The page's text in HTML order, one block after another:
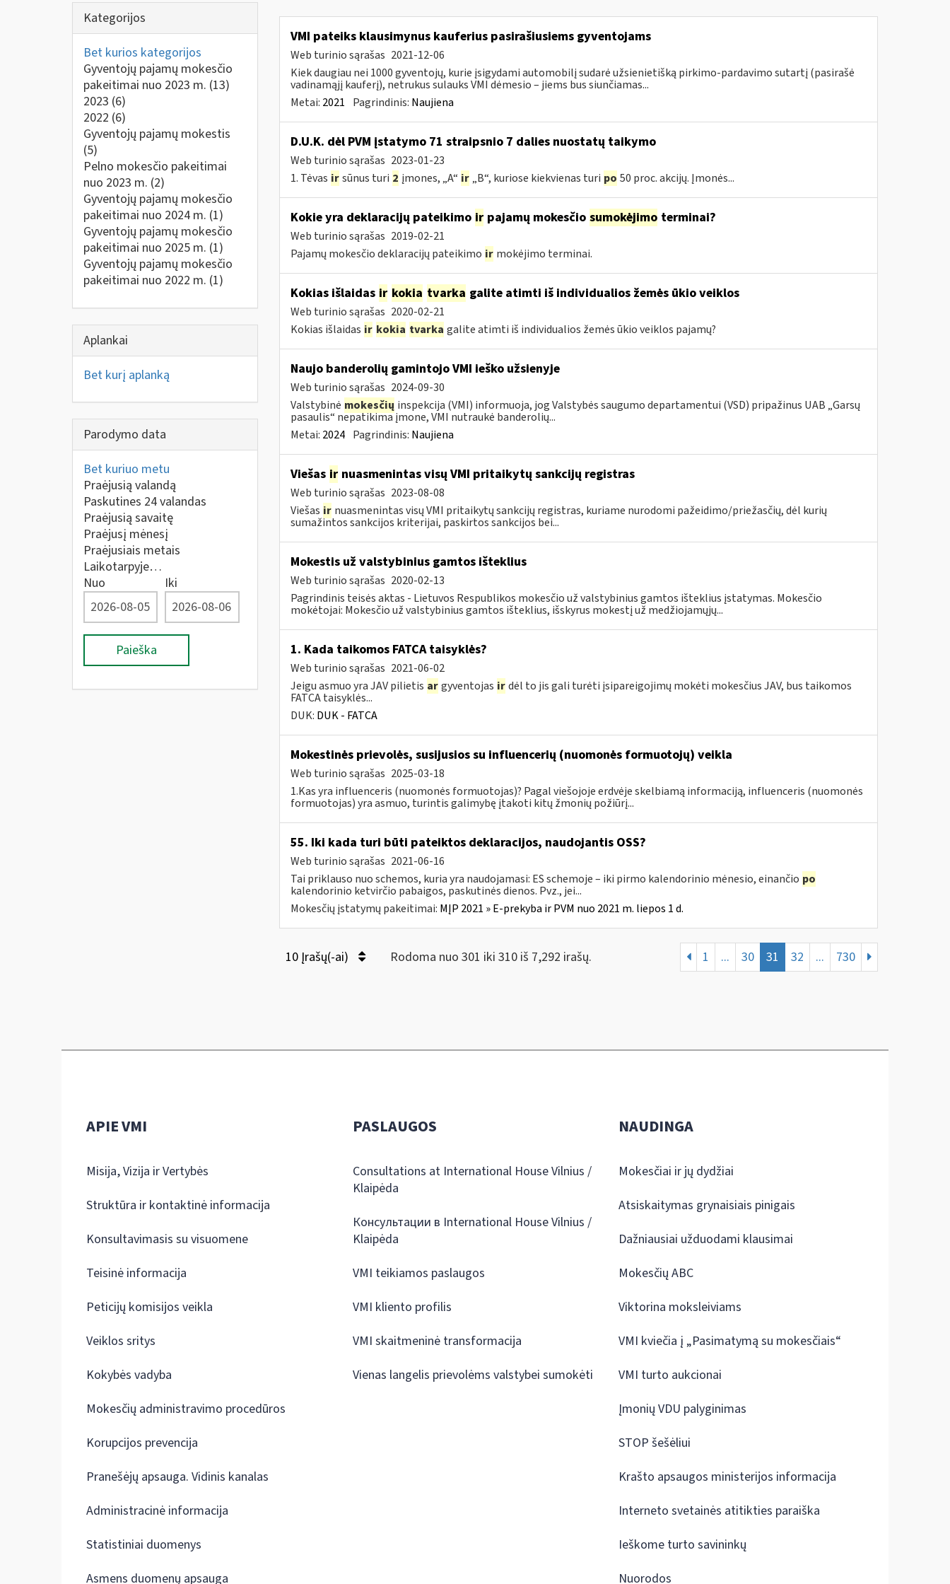
Kategorijos
Bet kurios kategorijos
Gyventojų pajamų mokesčio
pakeitimai nuo 2023 m. (13)
2023 (6)
2022 (6)
Gyventojų pajamų mokestis
(5)
Pelno mokesčio pakeitimai
nuo 2023 m. (2)
Gyventojų pajamų mokesčio
pakeitimai nuo 2024 m. (1)
Gyventojų pajamų mokesčio
pakeitimai nuo 2025 m. (1)
Gyventojų pajamų mokesčio
pakeitimai nuo 2022 m. (1)
Aplankai
Bet kurį aplanką
Parodymo data
Bet kuriuo metu
Praėjusią valandą
Paskutines 24 valandas
Praėjusią savaitę
Praėjusį mėnesį
Praėjusiais metais
Laikotarpyje…
Nuo
Iki
Paieška
VMI pateiks klausimynus kauferius pasirašiusiems gyventojams
Web turinio sąrašas 2021-12-06
Kiek daugiau nei 1000 gyventojų, kurie įsigydami automobilį sudarė užsienietišką pirkimo-pardavimo sutartį (pasirašė
vadinamąjį kauferį), netrukus sulauks VMI dėmesio – jiems bus siunčiamas...
Metai: 2021 Pagrindinis: Naujiena
D.U.K. dėl PVM įstatymo 71 straipsnio 7 dalies nuostatų taikymo
Web turinio sąrašas 2023-01-23
1. Tėvas ir sūnus turi 2 įmones, „A“ ir „B“, kuriose kiekvienas turi po 50 proc. akcijų. Įmonės...
Kokie yra deklaracijų pateikimo irpajamų mokesčio sumokėjimo terminai?
Web turinio sąrašas 2019-02-21
Pajamų mokesčio deklaracijų pateikimo ir mokėjimo terminai.
Kokias išlaidas ir kokia tvarka galite atimti iš individualios žemės ūkio veiklos
Web turinio sąrašas 2020-02-21
Kokias išlaidas ir kokia tvarka galite atimti iš individualios žemės ūkio veiklos pajamų?
Naujo banderolių gamintojo VMI ieško užsienyje
Web turinio sąrašas 2024-09-30
Valstybinė mokesčių inspekcija (VMI) informuoja, jog Valstybės saugumo departamentui (VSD) pripažinus UAB „Garsų
pasaulis“ nepatikima įmone, VMI nutraukė banderolių...
Metai: 2024 Pagrindinis: Naujiena
Viešas irnuasmenintas visų VMI pritaikytų sankcijų registras
Web turinio sąrašas 2023-08-08
Viešas ir nuasmenintas visų VMI pritaikytų sankcijų registras, kuriame nurodomi pažeidimo/priežasčių, dėl kurių
sumažintos sankcijos kriterijai, paskirtos sankcijos bei...
Mokestis už valstybinius gamtos išteklius
Web turinio sąrašas 2020-02-13
Pagrindinis teisės aktas - Lietuvos Respublikos mokesčio už valstybinius gamtos išteklius įstatymas. Mokesčio
mokėtojai: Mokesčio už valstybinius gamtos išteklius, išskyrus mokestį už medžiojamųjų...
1. Kada taikomos FATCA taisyklės?
Web turinio sąrašas 2021-06-02
Jeigu asmuo yra JAV pilietis ar gyventojas ir dėl to jis gali turėti įsipareigojimų mokėti mokesčius JAV, bus taikomos
FATCA taisyklės...
DUK: DUK - FATCA
Mokestinės prievolės, susijusios su influencerių (nuomonės formuotojų) veikla
Web turinio sąrašas 2025-03-18
1.Kas yra influenceris (nuomonės formuotojas)? Pagal viešojoje erdvėje skelbiamą informaciją, influenceris (nuomonės
formuotojas) yra asmuo, turintis galimybę įtakoti kitų žmonių požiūrį...
55. Iki kada turi būti pateiktos deklaracijos, naudojantis OSS?
Web turinio sąrašas 2021-06-16
Tai priklauso nuo schemos, kuria yra naudojamasi: ES schemoje – iki pirmo kalendorinio mėnesio, einančio po
kalendorinio ketvirčio pabaigos, paskutinės dienos. Pvz., jei...
Mokesčių įstatymų pakeitimai: MĮP 2021 » E-prekyba ir PVM nuo 2021 m. liepos 1 d.
10 Įrašų(-ai) Rodoma nuo 301 iki 310 iš 7,292 irašų. 1 ... 30 31 32 ... 730
APIE VMI
Misija, Vizija ir Vertybės
Struktūra ir kontaktinė informacija
Konsultavimasis su visuomene
Teisinė informacija
Peticijų komisijos veikla
Veiklos sritys
Kokybės vadyba
Mokesčių administravimo procedūros
Korupcijos prevencija
Pranešėjų apsauga. Vidinis kanalas
Administracinė informacija
Statistiniai duomenys
Asmens duomenų apsauga
PASLAUGOS
Consultations at International House Vilnius /
Klaipėda
Консультации в International House Vilnius /
Klaipėda
VMI teikiamos paslaugos
VMI kliento profilis
VMI skaitmeninė transformacija
Vienas langelis prievolėms valstybei sumokėti
NAUDINGA
Mokesčiai ir jų dydžiai
Atsiskaitymas grynaisiais pinigais
Dažniausiai užduodami klausimai
Mokesčių ABC
Viktorina moksleiviams
VMI kviečia į „Pasimatymą su mokesčiais“
VMI turto aukcionai
Įmonių VDU palyginimas
STOP šešėliui
Krašto apsaugos ministerijos informacija
Interneto svetainės atitikties paraiška
Ieškome turto savininkų
Nuorodos